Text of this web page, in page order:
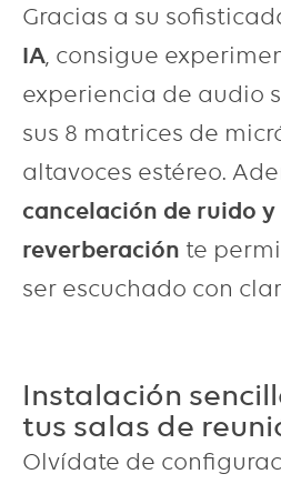
Gracias a su
IA, consigue
experiencia de audio
sus 8 matrices de
altavoces estéreo.
cancelación de ruido
reverberación te
ser escuchado con
Instalación
tus salas de
Olvídate de